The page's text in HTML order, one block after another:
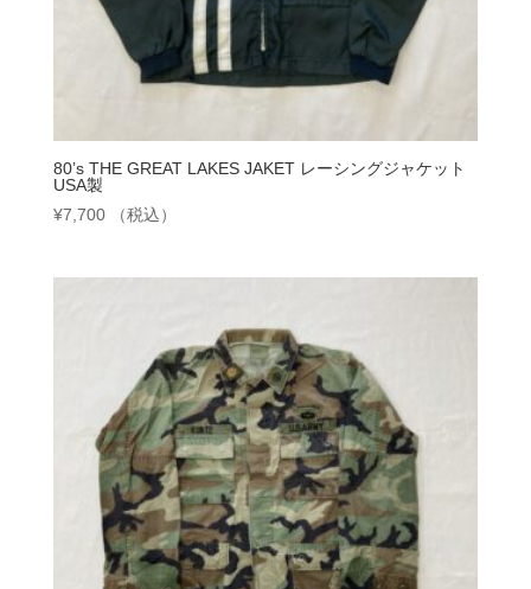
80’s THE GREAT LAKES JAKET レーシングジャケット
USA製
¥7,700 （税込）